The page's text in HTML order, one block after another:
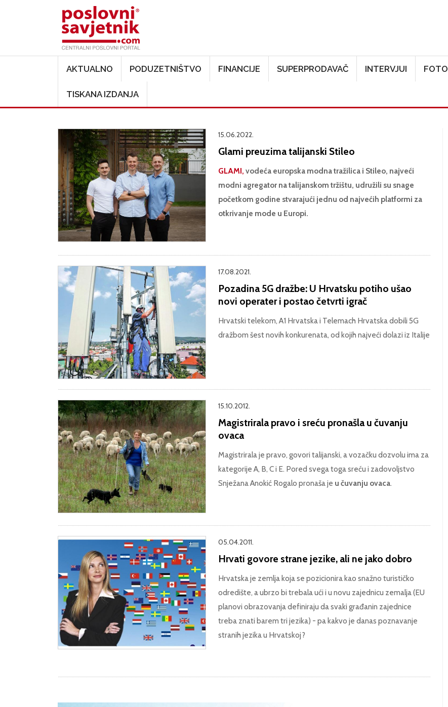
AKTUALNO PODUZETNIŠTVO FINANCIJE SUPERPRODAVAČ INTERVJUI FOTO
TISKANA IZDANJA
15.06.2022.
Glami preuzima talijanski Stileo
GLAMI, vodeća europska modna tražilica i Stileo, najveći
modni agregator na talijanskom tržištu, udružili su snage
početkom godine stvarajući jednu od najvećih platformi za
otkrivanje mode u Europi.
17.08.2021.
Pozadina 5G dražbe: U Hrvatsku potiho ušao
novi operater i postao četvrti igrač
Hrvatski telekom, A1 Hrvatska i Telemach Hrvatska dobili 5G
dražbom šest novih konkurenata, od kojih najveći dolazi iz Italije
15.10.2012.
Magistrirala pravo i sreću pronašla u čuvanju
ovaca
Magistrirala je pravo, govori talijanski, a vozačku dozvolu ima za
kategorije A, B, C i E. Pored svega toga sreću i zadovoljstvo
Snježana Anokić Rogalo pronaša je u čuvanju ovaca.
05.04.2011.
Hrvati govore strane jezike, ali ne jako dobro
Hrvatska je zemlja koja se pozicionira kao snažno turističko
odredište, a ubrzo bi trebala ući i u novu zajednicu zemalja (EU
planovi obrazovanja definiraju da svaki građanin zajednice
treba znati barem tri jezika) - pa kakvo je danas poznavanje
stranih jezika u Hrvatskoj?